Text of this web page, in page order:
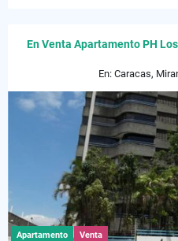
En Venta Apartamento PH
En: Caracas,
Apartamento Venta